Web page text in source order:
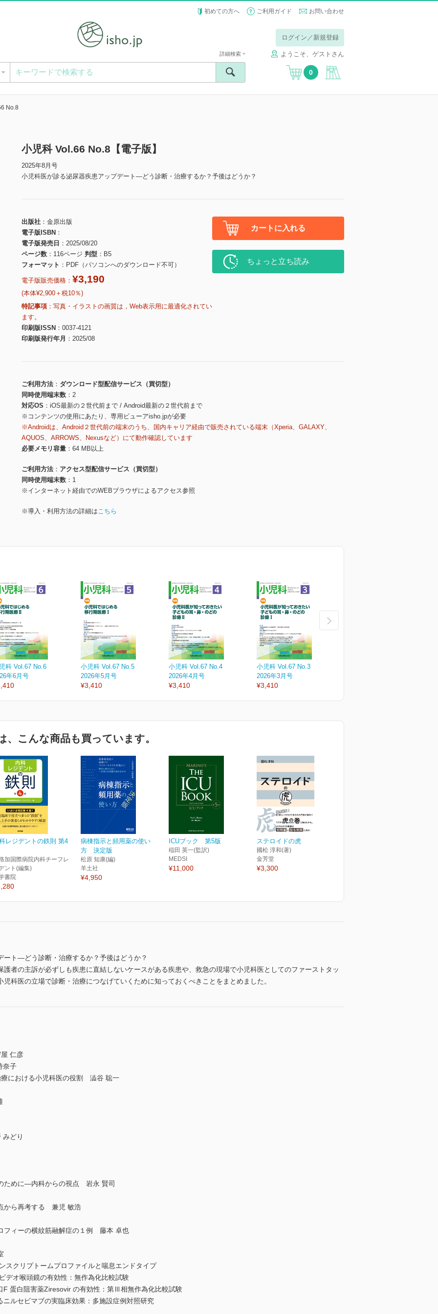
初めての方へ ご利用ガイド お問い合わせ
ログイン／新規登録
ようこそ、ゲストさん
詳細検索
0
No.8
小児科 Vol.66 No.8【電子版】
2025年8月号
小児科医が診る泌尿器疾患アップデート―どう診断・治療するか？予後はどうか？
出版社
金原出版
電子版ISBN
電子版発売日
2025/08/20
ページ数
116ページ 判型
B5
フォーマット
PDF（パソコンへのダウンロード不可）
電子版販売価格： ¥3,190
(本体¥2,900＋税10％)
特記事項
写真・イラストの画質は，Web表示用に最適化されてい
ます。
印刷版ISSN
0037-4121
印刷版発行年月
2025/08
カートに入れる
ちょっと立ち読み
ご利用方法
ダウンロード型配信サービス（買切型）
同時使用端末数
2
対応OS
iOS最新の２世代前まで / Android最新の２世代前まで
※コンテンツの使用にあたり、専用ビューアisho.jpが必要
※Androidは、Android２世代前の端末のうち、国内キャリア経由で販売されている端末（Xperia、GALAXY、
AQUOS、ARROWS、Nexusなど）にて動作確認しています
必要メモリ容量
64 MB以上
ご利用方法
アクセス型配信サービス（買切型）
同時使用端末数
1
※インターネット経由でのWEBブラウザによるアクセス参照
※導入・利用方法の詳細はこちら
科 Vol.67 No.6
年6月号
小児科 Vol.67 No.5
2026年5月号
¥3,410
小児科 Vol.67 No.4
2026年4月号
¥3,410
小児科 Vol.67 No.3
2026年3月号
¥3,410
、こんな商品も買っています。
レジデントの鉄則 第4
加国際病院内科チーフレ
ント(編集)
書院
病棟指示と頻用薬の使い
方 決定版
松原 知康(編)
羊土社
¥4,950
ICUブック 第5版
稲田 英一(監訳)
MEDSI
¥11,000
ステロイドの虎
國松 淳和(著)
金芳堂
¥3,300
ート―どう診断・治療するか？予後はどうか？
者の主訴が必ずしも疾患に直結しないケースがある疾患や、救急の現場で小児科医としてのファーストタッ
科医の立場で診断・治療につなげていくために知っておくべきことをまとめました。
仁彦
奈子
における小児科医の役割 澁谷 聡一
どり
ために―内科からの視点 岩永 賢司
から再考する 兼児 敏浩
フィーの横紋筋融解症の１例 藤本 卓也
スクリプトームプロファイルと喘息エンドタイプ
デオ喉頭鏡の有効性：無作為化比較試験
F 蛋白阻害薬Ziresovir の有効性：第Ⅲ相無作為化比較試験
ルセビマブの実臨床効果：多施設症例対照研究